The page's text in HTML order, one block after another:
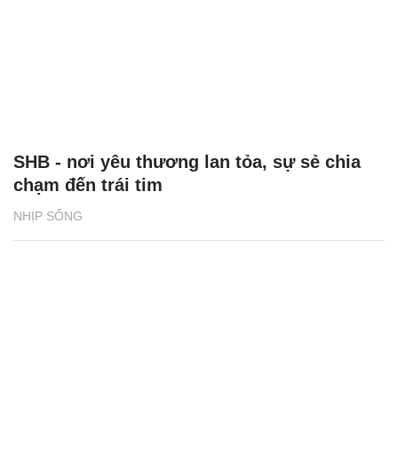
NHỊP SỐNG
SHB - nơi yêu thương lan tỏa, sự sẻ chia
chạm đến trái tim